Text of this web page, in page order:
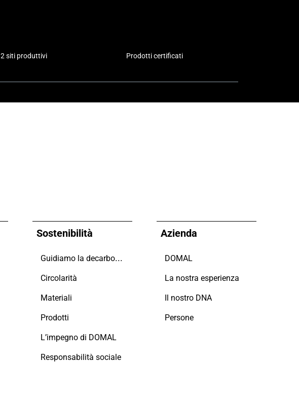
2 siti produttivi Prodotti certificati
Sostenibilità
Guidiamo la decarbonizzazione
Circolarità
Materiali
Prodotti
L’impegno di DOMAL
Responsabilità sociale
Azienda
DOMAL
La nostra esperienza
Il nostro DNA
Persone